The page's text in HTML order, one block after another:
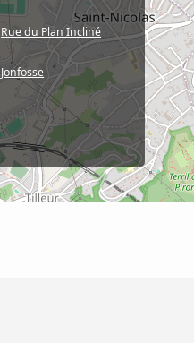
Rue du Plan Incliné
Jonfosse